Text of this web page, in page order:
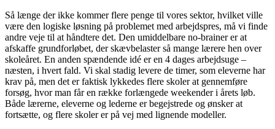
Så længe der ikke kommer flere penge til vores sektor, hvilket ville
være den logiske løsning på problemet med arbejdspres, må vi finde
andre veje til at håndtere det. Den umiddelbare no-brainer er at
afskaffe grundforløbet, der skævbelaster så mange lærere hen over
skoleåret. En anden spændende idé er en 4 dages arbejdsuge –
næsten, i hvert fald. Vi skal stadig levere de timer, som eleverne har
krav på, men det er faktisk lykkedes flere skoler at gennemføre
forsøg, hvor man får en række forlængede weekender i årets løb.
Både lærerne, eleverne og lederne er begejstrede og ønsker at
fortsætte, og flere skoler er på vej med lignende modeller.